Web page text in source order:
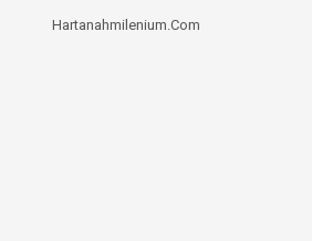
Hartanahmilenium.Com